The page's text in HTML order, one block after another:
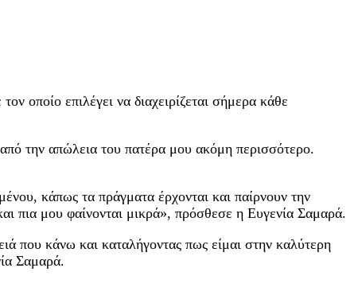
οποίο επιλέγει να διαχειρίζεται σήμερα κάθε
την απώλεια του πατέρα μου ακόμη περισσότερο.
κάπως τα πράγματα έρχονται και παίρνουν την
πια μου φαίνονται μικρά», πρόσθεσε η Ευγενία Σαμαρά.
που κάνω και καταλήγοντας πως είμαι στην καλύτερη
Σαμαρά.